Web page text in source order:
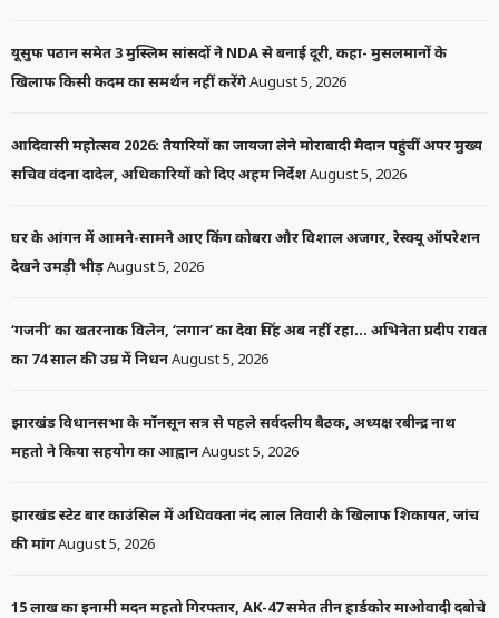
यूसुफ पठान समेत 3 मुस्लिम सांसदों ने NDA से बनाई दूरी, कहा- मुसलमानों के
खिलाफ किसी कदम का समर्थन नहीं करेंगेAugust 5, 2026
आदिवासी महोत्सव 2026: तैयारियों का जायजा लेने मोराबादी मैदान पहुंचीं अपर मुख्य
सचिव वंदना दादेल, अधिकारियों को दिए अहम निर्देशAugust 5, 2026
घर के आंगन में आमने-सामने आए किंग कोबरा और विशाल अजगर, रेस्क्यू ऑपरेशन
देखने उमड़ी भीड़August 5, 2026
‘गजनी’ का खतरनाक विलेन, ‘लगान’ का देवा सिंह अब नहीं रहा… अभिनेता प्रदीप रावत
का 74 साल की उम्र में निधनAugust 5, 2026
झारखंड विधानसभा के मॉनसून सत्र से पहले सर्वदलीय बैठक, अध्यक्ष रबीन्द्र नाथ
महतो ने किया सहयोग का आह्वानAugust 5, 2026
झारखंड स्टेट बार काउंसिल में अधिवक्ता नंद लाल तिवारी के खिलाफ शिकायत, जांच
की मांगAugust 5, 2026
15 लाख का इनामी मदन महतो गिरफ्तार, AK-47 समेत तीन हार्डकोर माओवादी दबोचे